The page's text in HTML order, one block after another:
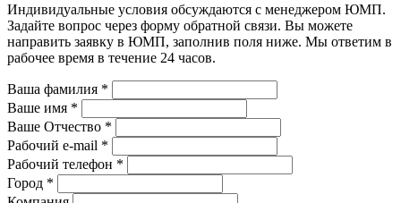
Индивидуальные условия обсуждаются с менеджером ЮМП.
Задайте вопрос через форму обратной связи. Вы можете
направить заявку в ЮМП, заполнив поля ниже. Mы ответим в
рабочее время в течение 24 часов.
Ваша фамилия *
Ваше имя *
Ваше Отчество *
Рабочий e-mail *
Рабочий телефон *
Город *